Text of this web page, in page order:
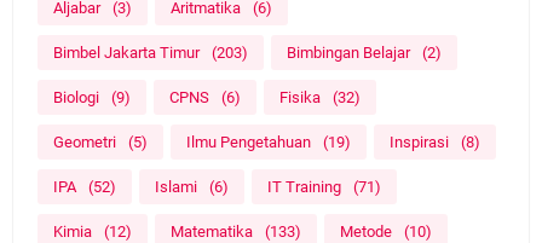
Aljabar (3) Aritmatika (6)
Bimbel Jakarta Timur (203) Bimbingan Belajar (2)
Biologi (9) CPNS (6) Fisika (32)
Geometri (5) Ilmu Pengetahuan (19) Inspirasi (8)
IPA (52) Islami (6) IT Training (71)
Kimia (12) Matematika (133) Metode (10)